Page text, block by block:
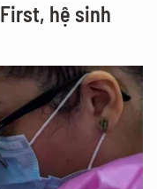
hệ sinh